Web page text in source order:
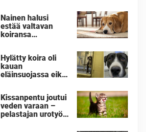
nyt sankarina
Nainen halusi
estää valtavan
koiransa
nosti valtavan
someraivon
Hylätty koira oli
kauan
eläinsuojassa eikä
katso nyt, kun se
kuulee askelten
äänet
Kissanpentu joutui
veden varaan –
pelastajan urotyö